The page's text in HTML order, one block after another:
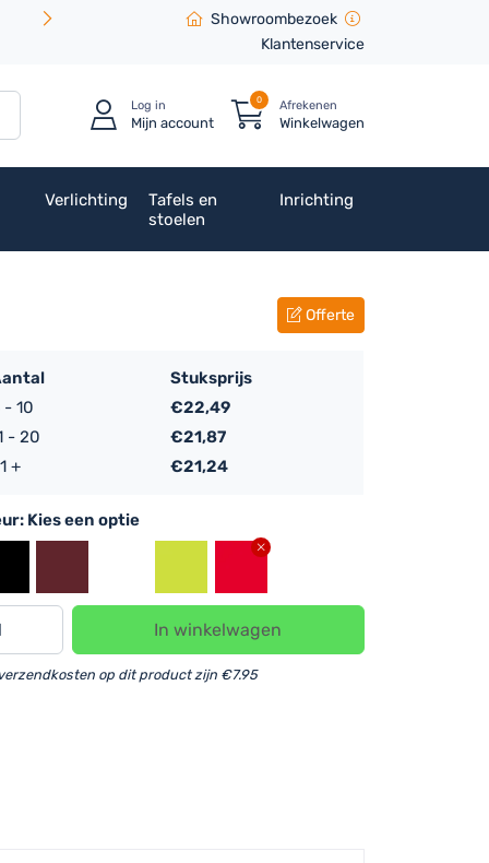
Showroombezoek
Klantenservice
Log in
Mijn account
0 Afrekenen
Winkelwagen
Verlichting
Tafels en
stoelen
Inrichting
Offerte
Stuksprijs
- 10
€22,49
- 20
€21,87
+
€21,24
: Kies een optie
In winkelwagen
op dit product zijn €7.95